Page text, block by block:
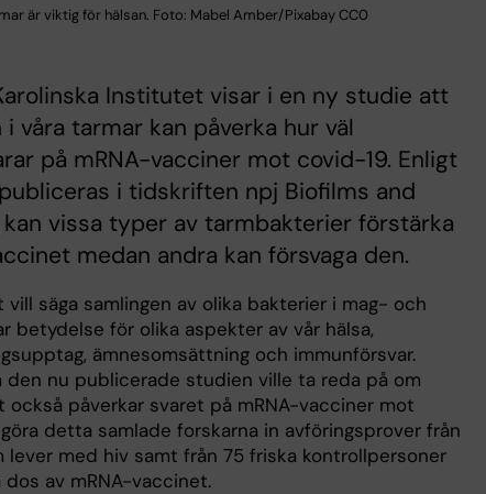
är viktig för hälsan. Foto: Mabel Amber/Pixabay CC0
Institutet visar i en ny studie att
våra tarmar kan påverka hur väl
på mRNA-vacciner mot covid-19. Enligt
i tidskriften npj Biofilms and
vissa typer av tarmbakterier förstärka
medan andra kan försvaga den.
säga samlingen av olika bakterier i mag- och
betydelse för olika aspekter av vår hälsa,
ämnesomsättning och immunförsvar.
den nu publicerade studien ville ta reda på om
också påverkar svaret på mRNA-vacciner mot
detta samlade forskarna in avföringsprover från
lever med hiv samt från 75 friska kontrollpersoner
av mRNA-vaccinet.